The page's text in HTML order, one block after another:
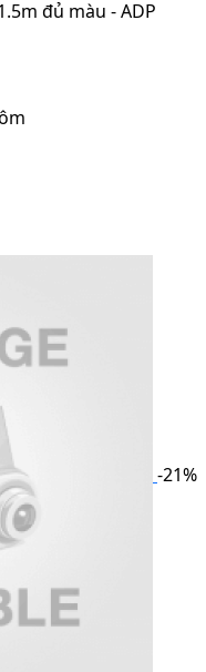
đủ màu - ADP
-21%